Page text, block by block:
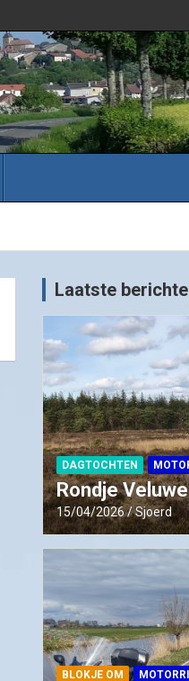
Laatste
DAGTOCHTEN
Rondje
15/04/2026 Sjoerd
BLOKJE OM